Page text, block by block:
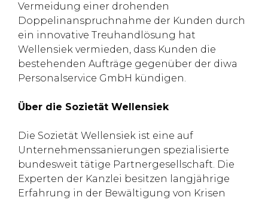
Vermeidung einer drohenden
Doppelinanspruchnahme der Kunden durch
ein innovative Treuhandlösung hat
Wellensiek vermieden, dass Kunden die
bestehenden Aufträge gegenüber der diwa
Personalservice GmbH kündigen.
Über die Sozietät Wellensiek
Die Sozietät Wellensiek ist eine auf
Unternehmenssanierungen spezialisierte
bundesweit tätige Partnergesellschaft. Die
Experten der Kanzlei besitzen langjährige
Erfahrung in der Bewältigung von Krisen